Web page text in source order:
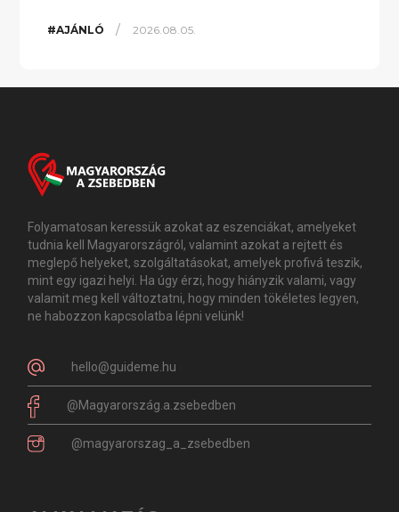
#AJÁNLÓ / 2026.08.05.
Folyamatosan keressük azokat az eszenciákat, amelyeket
tudnia kell Magyarországról, valamint azokat a rejtett és
meglepő helyeket, szolgáltatásokat, amelyek profivá teszik,
mint egy igazi helyi. Ha úgy érzi, hogy hiányzik valami, vagy
valamit meg kell változtatni, hogy minden tökéletes legyen,
ne habozzon kapcsolatba lépni velünk!
hello@guideme.hu
@Magyarország.a.zsebedben
@magyarorszag_a_zsebedben